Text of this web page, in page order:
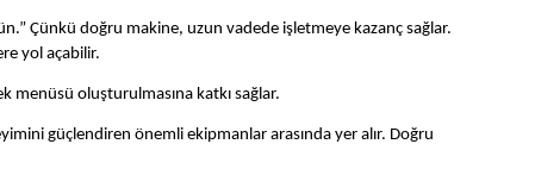
Çünkü doğru makine, uzun vadede işletmeye kazanç sağlar.
yol açabilir.
menüsü oluşturulmasına katkı sağlar.
güçlendiren önemli ekipmanlar arasında yer alır. Doğru